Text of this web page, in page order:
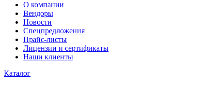
О компании
Вендоры
Новости
Спецпредложения
Прайс-листы
Лицензии и сертификаты
Наши клиенты
Каталог